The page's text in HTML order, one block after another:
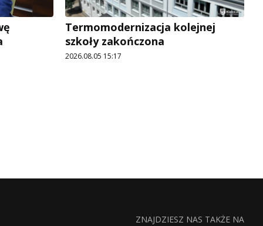
Termomodernizacja kolejnej
szkoły zakończona
2026.08.05 15:17
ZNAJDZIESZ NAS TAKŻE NA